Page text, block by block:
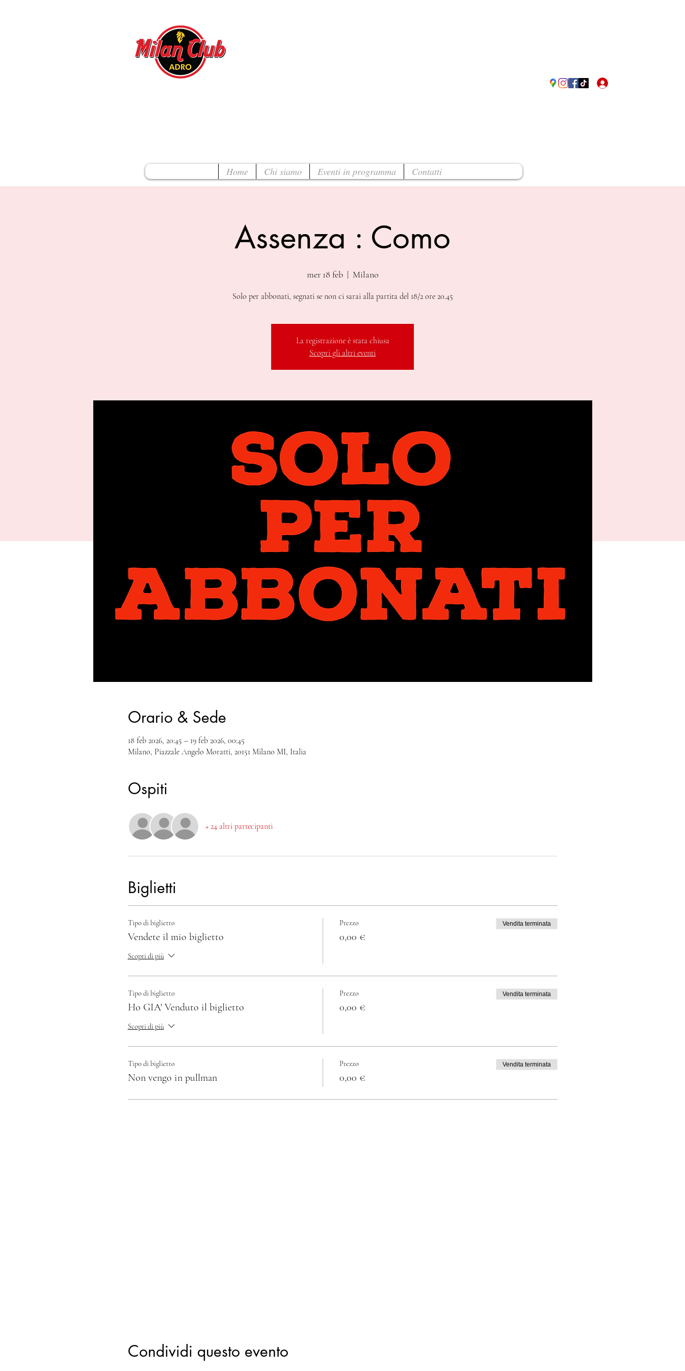
Home Chi siamo Eventi in programma Contatti
Assenza : Como
mer 18 feb
  |
Milano
Solo per abbonati, segnati se non ci sarai alla partita del 18/2 ore 20.45
La registrazione è stata chiusa
Scopri gli altri eventi
Orario & Sede
18 feb 2026, 20:45 – 19 feb 2026, 00:45
Milano, Piazzale Angelo Moratti, 20151 Milano MI, Italia
Ospiti
+ 24 altri partecipanti
Biglietti
Tipo di biglietto
Vendete il mio biglietto
Scopri di più
Prezzo
0,00 €
Vendita terminata
Tipo di biglietto
Ho GIA' Venduto il biglietto
Scopri di più
Prezzo
0,00 €
Vendita terminata
Tipo di biglietto
Non vengo in pullman
Prezzo
0,00 €
Vendita terminata
Condividi questo evento